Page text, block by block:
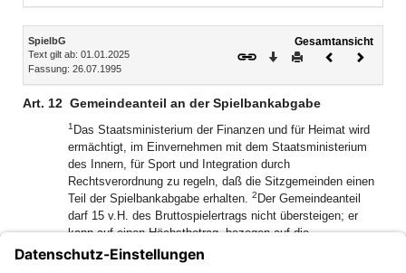
Inhalt
SpielbG
Text gilt ab: 01.01.2025
Fassung: 26.07.1995
Gesamtansicht
Download
DruckenVorheriges
Art. 12 Gemeindeanteil an der Spielbankabgabe
1 Das Staatsministerium der Finanzen und für Heimat wird
ermächtigt, im Einvernehmen mit dem Staatsministerium
des Innern, für Sport und Integration durch
Rechtsverordnung zu regeln, daß die Sitzgemeinden einen
Teil der Spielbankabgabe erhalten. 2 Der Gemeindeanteil
darf 15 v.H. des Bruttospielertrags nicht übersteigen; er
kann auf einen Höchstbetrag, bezogen auf die
Einwohnerzahl, begrenzt werden.
mit anderen Gemeinden Vereinbarungen über eine